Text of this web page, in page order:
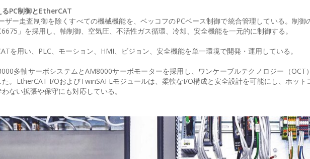
PC制御とEtherCAT
ザー走査制御を除くすべての機械機能を、ベッコフのPCベース制御で統合管理している。制御
」を採用し、軸制御、空気圧、不活性ガス循環、冷却、安全機能を一元的に制御する。
を用い、PLC、モーション、HMI、ビジョン、安全機能を単一環境で開発・運用している。
多軸サーボシステムとAM8000サーボモーターを採用し、ワンケーブルテクノロジー（OCT
。EtherCAT I/OおよびTwinSAFEモジュールは、柔軟なI/O構成と安全設計を可能にし、ホット
ない拡張や保守にも対応している。